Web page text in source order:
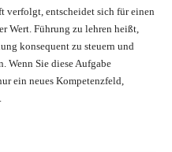
verfolgt, entscheidet sich für einen
Wert. Führung zu lehren heißt,
konsequent zu steuern und
Wenn Sie diese Aufgabe
ein neues Kompetenzfeld,